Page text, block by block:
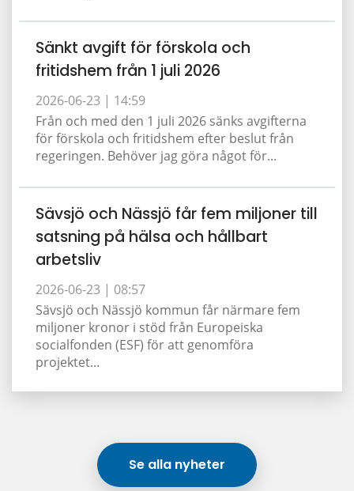
Sänkt avgift för förskola och
fritidshem från 1 juli 2026
2026-06-23 | 14:59
Från och med den 1 juli 2026 sänks avgifterna
för förskola och fritidshem efter beslut från
regeringen. Behöver jag göra något för...
Sävsjö och Nässjö får fem miljoner till
satsning på hälsa och hållbart
arbetsliv
2026-06-23 | 08:57
Sävsjö och Nässjö kommun får närmare fem
miljoner kronor i stöd från Europeiska
socialfonden (ESF) för att genomföra
projektet...
Se alla nyheter